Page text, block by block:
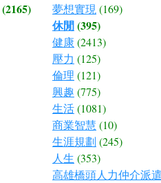
(2165) 夢想實現(169)
休閒(395)
健康(2413)
壓力 (125)
倫理 (121)
興趣 (775)
生活(1081)
商業智慧 (10)
生涯規劃 (245)
人生 (353)
高雄橋頭人力仲介派